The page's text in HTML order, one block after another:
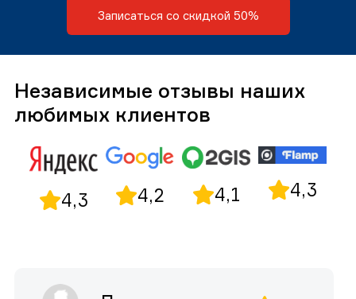
Записаться со скидкой 50%
Независимые отзывы наших
любимых клиентов
4,3 4,2 4,1 4,3